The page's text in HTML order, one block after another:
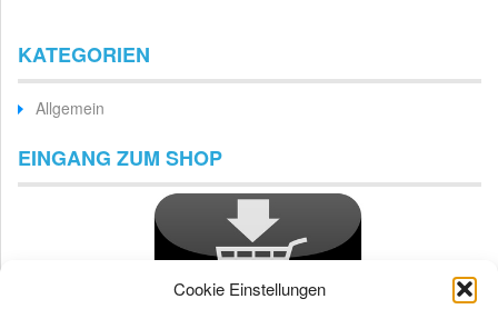
Cookie Einstellungen
KATEGORIEN
Allgemein
EINGANG ZUM SHOP